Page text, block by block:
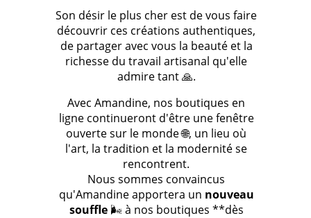
Son désir le plus cher est de vous faire
découvrir ces créations authentiques,
de partager avec vous la beauté et la
richesse du travail artisanal qu'elle
admire tant 🙏.
Avec Amandine, nos boutiques en
ligne continueront d'être une fenêtre
ouverte sur le monde 🌐, un lieu où
l'art, la tradition et la modernité se
rencontrent.
Nous sommes convaincus
qu'Amandine apportera un nouveau
souffle🌬️ à nos boutiques **dès